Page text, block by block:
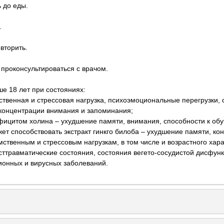
до еды.
с врачом.
18 лет при состояниях:
и стрессовая нагрузка, психоэмоциональные
внимания и запоминания;
холина – ухудшение памяти, внимания, способности к
способствовать экстракт гинкго билоба – ухудшение памяти,
и стрессовым нагрузкам, в том числе и возрастного
состояния, состояния вегето-сосудистой
и вирусных заболеваний.